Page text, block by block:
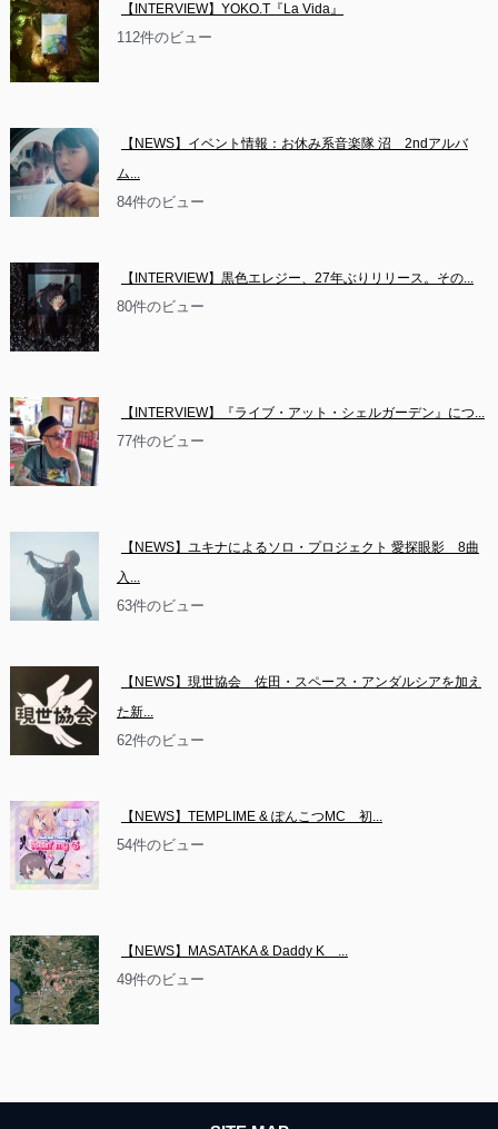
【INTERVIEW】YOKO.T『La Vida』
112件のビュー
【NEWS】イベント情報：お休み系音楽隊 沼　2ndアルバ
ム...
84件のビュー
【INTERVIEW】黒色エレジー、27年ぶりリリース。その...
80件のビュー
【INTERVIEW】『ライブ・アット・シェルガーデン』につ...
77件のビュー
【NEWS】ユキナによるソロ・プロジェクト 愛探眼影　8曲
入...
63件のビュー
【NEWS】現世協会　佐田・スペース・アンダルシアを加え
た新...
62件のビュー
【NEWS】TEMPLIME & ぽんこつMC　初...
54件のビュー
【NEWS】MASATAKA & Daddy K　...
49件のビュー